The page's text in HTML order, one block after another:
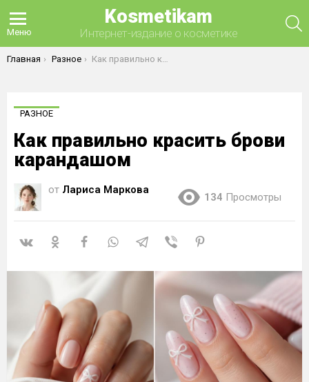
Меню
Kosmetikam
Интернет-издание о косметике
Вы здесь:
Главная Разное Как правильно красить брови карандашом
РАЗНОЕ
Как правильно красить брови
карандашом
от Лариса Маркова
134 Просмотры